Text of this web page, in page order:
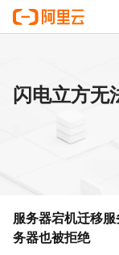
闪电立方无
服务器宕机迁移
务器也被拒绝